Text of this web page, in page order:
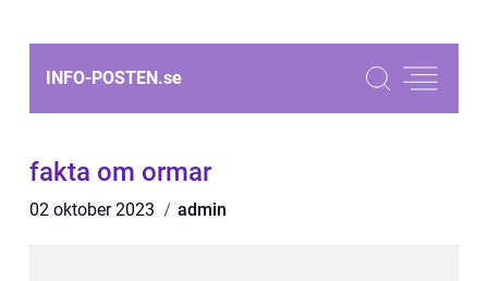
INFO-POSTEN.se
fakta om ormar
02 oktober 2023 admin